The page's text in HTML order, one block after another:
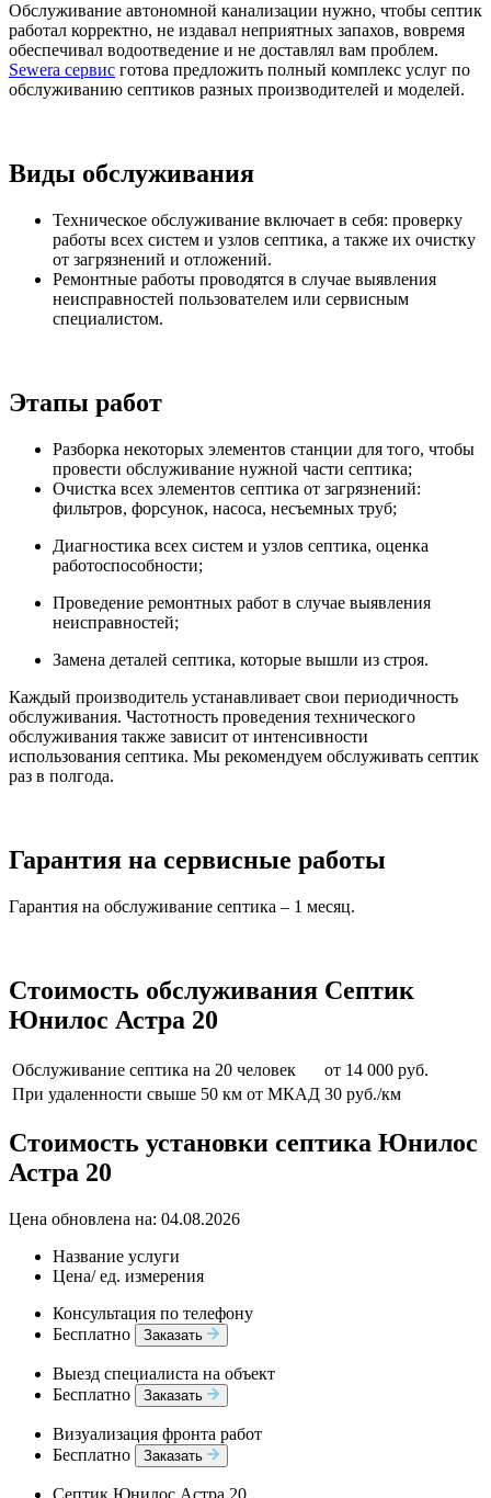
Обслуживание автономной канализации нужно, чтобы септик
работал корректно, не издавал неприятных запахов, вовремя
обеспечивал водоотведение и не доставлял вам проблем.
Sewera сервис готова предложить полный комплекс услуг по
обслуживанию септиков разных производителей и моделей.
Виды обслуживания
Техническое обслуживание включает в себя: проверку
работы всех систем и узлов септика, а также их очистку
от загрязнений и отложений.
Ремонтные работы проводятся в случае выявления
неисправностей пользователем или сервисным
специалистом.
Этапы работ
Разборка некоторых элементов станции для того, чтобы
провести обслуживание нужной части септика;
Очистка всех элементов септика от загрязнений:
фильтров, форсунок, насоса, несъемных труб;
Диагностика всех систем и узлов септика, оценка
работоспособности;
Проведение ремонтных работ в случае выявления
неисправностей;
Замена деталей септика, которые вышли из строя.
Каждый производитель устанавливает свои периодичность
обслуживания. Частотность проведения технического
обслуживания также зависит от интенсивности
использования септика. Мы рекомендуем обслуживать септик
раз в полгода.
Гарантия на сервисные работы
Гарантия на обслуживание септика – 1 месяц.
Стоимость обслуживания Септик
Юнилос Астра 20
Обслуживание септика на 20 человек
от 14 000 руб.
При удаленности свыше 50 км от МКАД 30 руб./км
Стоимость установки септика Юнилос
Астра 20
Цена обновлена на: 04.08.2026
Название услуги
Цена/ ед. измерения
Консультация по телефону
Бесплатно
Заказать
Выезд специалиста на объект
Бесплатно
Заказать
Визуализация фронта работ
Бесплатно
Заказать